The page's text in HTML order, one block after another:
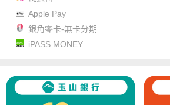
Apple Pay
銀角零卡-無卡分期
iPASS MONEY